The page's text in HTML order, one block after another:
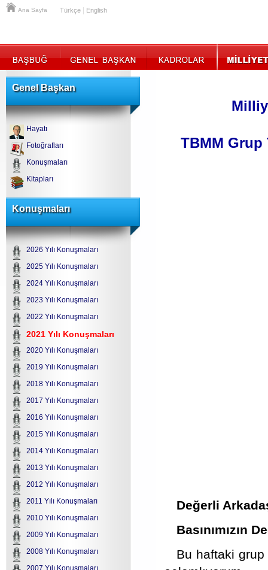
Ana Sayfa Türkçe English
Genel Başkan
Hayatı
Fotoğrafları
Konuşmaları
Kitapları
Konuşmaları
2026 Yılı Konuşmaları
2025 Yılı Konuşmaları
2024 Yılı Konuşmaları
2023 Yılı Konuşmaları
2022 Yılı Konuşmaları
2021 Yılı Konuşmaları
2020 Yılı Konuşmaları
2019 Yılı Konuşmaları
2018 Yılı Konuşmaları
2017 Yılı Konuşmaları
2016 Yılı Konuşmaları
2015 Yılı Konuşmaları
2014 Yılı Konuşmaları
2013 Yılı Konuşmaları
2012 Yılı Konuşmaları
2011 Yılı Konuşmaları
2010 Yılı Konuşmaları
2009 Yılı Konuşmaları
2008 Yılı Konuşmaları
TBMM Grup
Değerli
Basınımızın
Bu haftaki grup